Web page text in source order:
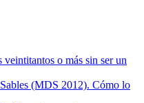
o más sin ser un
(MDS 2012). Cómo lo